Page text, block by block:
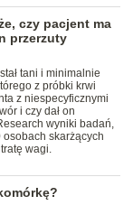
czy pacjent ma
przerzuty
tani i minimalnie
z próbki krwi
z niespecyficznymi
i czy dał on
wyniki badań,
osobach skarżących
wagi.